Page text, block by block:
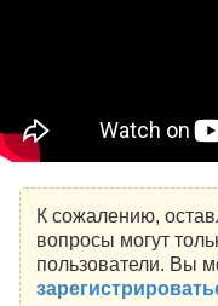
К сожалению,
вопросы могут
пользователи. Вы